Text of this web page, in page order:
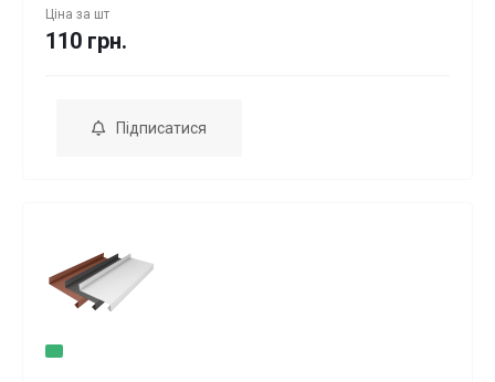
Ціна за шт
110 грн.
Підписатися